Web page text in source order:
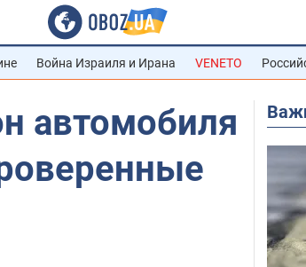
Война Израиля и Ирана VENETO
автомобиля